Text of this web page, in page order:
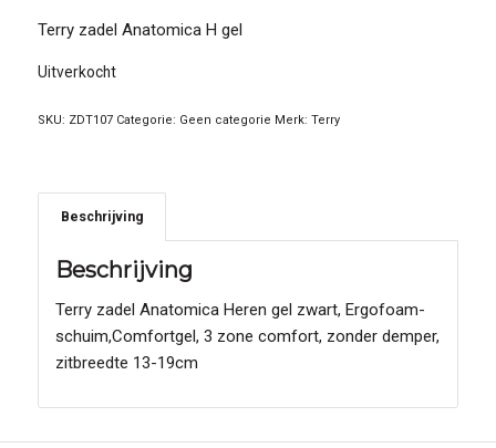
Terry zadel Anatomica H gel
Uitverkocht
SKU: ZDT107 Categorie: Geen categorie Merk: Terry
Beschrijving
Beschrijving
Terry zadel Anatomica Heren gel zwart, Ergofoam-
schuim,Comfortgel, 3 zone comfort, zonder demper,
zitbreedte 13-19cm